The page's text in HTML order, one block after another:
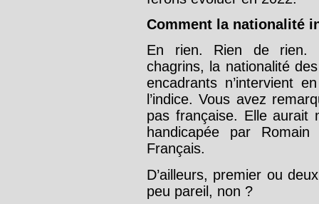
Comment la nationalité
En rien. Rien de rien.
chagrins, la nationalité
encadrants n’intervient
l’indice. Vous avez
pas française. Elle aurait
handicapée par
Français.
D’ailleurs, premier ou
peu pareil, non ?